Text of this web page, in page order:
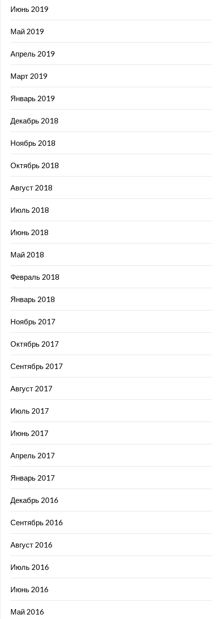
Июнь 2019
Май 2019
Апрель 2019
Март 2019
Январь 2019
Декабрь 2018
Ноябрь 2018
Октябрь 2018
Август 2018
Июль 2018
Июнь 2018
Май 2018
Февраль 2018
Январь 2018
Ноябрь 2017
Октябрь 2017
Сентябрь 2017
Август 2017
Июль 2017
Июнь 2017
Апрель 2017
Январь 2017
Декабрь 2016
Сентябрь 2016
Август 2016
Июль 2016
Июнь 2016
Май 2016